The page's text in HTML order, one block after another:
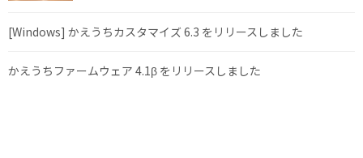
[Windows] かえうちカスタマイズ 6.3 をリリースしました
かえうちファームウェア 4.1β をリリースしました